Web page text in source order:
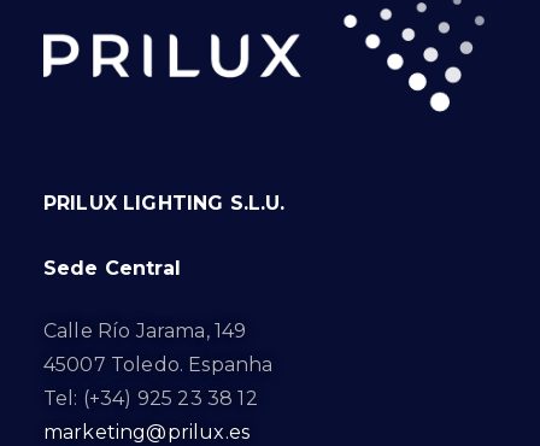
PRILUX LIGHTING S.L.U.
Sede Central
Calle Río Jarama, 149
45007 Toledo. Espanha
Tel: (+34) 925 23 38 12
marketing@prilux.es